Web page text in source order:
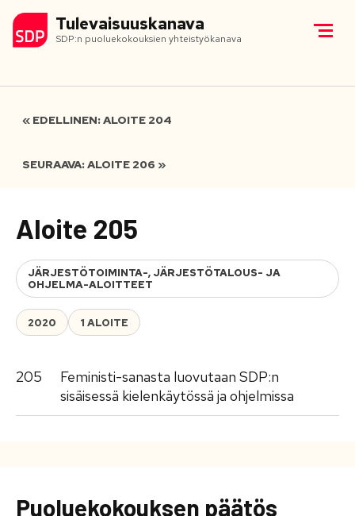
Tulevaisuuskanava
SDP:n puoluekokouksien yhteistyökanava
« EDELLINEN: ALOITE 204
SEURAAVA: ALOITE 206 »
Aloite 205
JÄRJESTÖTOIMINTA-, JÄRJESTÖTALOUS- JA
OHJELMA-ALOITTEET
2020 1 ALOITE
205
Feministi-sanasta luovutaan SDP:n
sisäisessä kielenkäytössä ja ohjelmissa
Puoluekokouksen päätös